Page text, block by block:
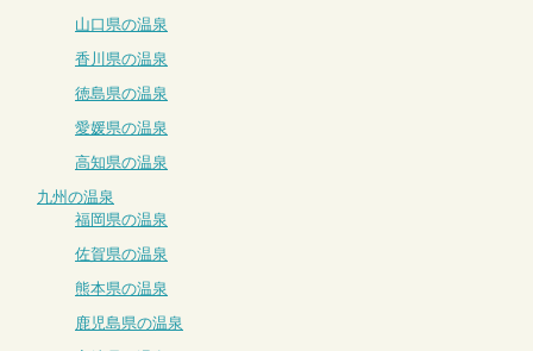
山口県の温泉
香川県の温泉
徳島県の温泉
愛媛県の温泉
高知県の温泉
九州の温泉
福岡県の温泉
佐賀県の温泉
熊本県の温泉
鹿児島県の温泉